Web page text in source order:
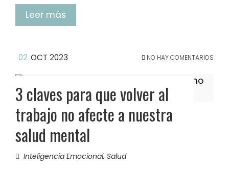
Leer más
02 OCT 2023 NO HAY COMENTARIOS
3 claves para que volver al
trabajo no afecte a nuestra
salud mental
Inteligencia Emocional, Salud